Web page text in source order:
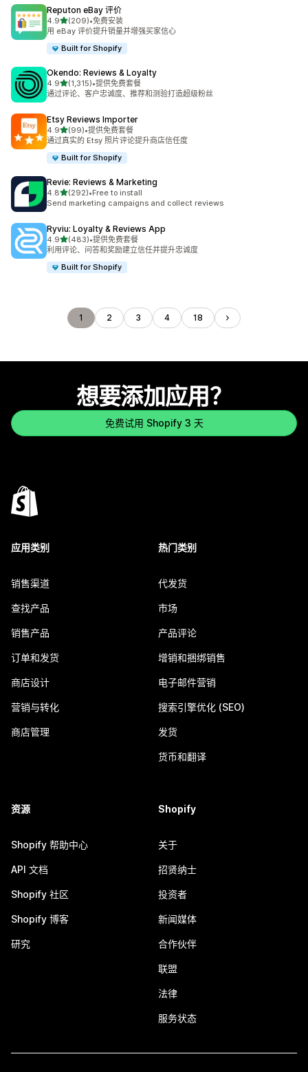
Reputon eBay 评价
4.9星（满分 5 星）
(209)
总共 209 条评论
•免费安装
用 eBay 评价提升销量并增强买家信心
Built for Shopify
Okendo: Reviews & Loyalty
4.9星（满分 5 星）
(1,315)
总共 1315 条评论
•提供免费套餐
通过评论、客户忠诚度、推荐和测验打造超级粉丝
Etsy Reviews Importer
4.9星（满分 5 星）
(99)
总共 99 条评论
•提供免费套餐
通过真实的 Etsy 照片评论提升商店信任度
Built for Shopify
Revie: Reviews & Marketing
4.8星（满分 5 星）
(292)
总共 292 条评论
•Free to install
Send marketing campaigns and collect reviews
Ryviu: Loyalty & Reviews App
4.9星（满分 5 星）
(483)
总共 483 条评论
•提供免费套餐
利用评论、问答和奖励建立信任并提升忠诚度
Built for Shopify
1 2 3 4 18
想要添加应用？
免费试用 Shopify 3 天
应用类别
销售渠道
查找产品
销售产品
订单和发货
商店设计
营销与转化
商店管理
热门类别
代发货
市场
产品评论
增销和捆绑销售
电子邮件营销
搜索引擎优化 (SEO)
发货
货币和翻译
资源
Shopify 帮助中心
API 文档
Shopify 社区
Shopify 博客
研究
Shopify
关于
招贤纳士
投资者
新闻媒体
合作伙伴
联盟
法律
服务状态